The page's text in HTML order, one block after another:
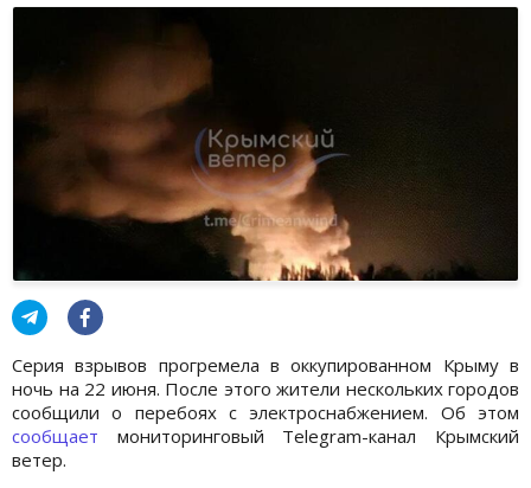
Серия взрывов прогремела в оккупированном Крыму в
ночь на 22 июня. После этого жители нескольких городов
сообщили о перебоях с электроснабжением. Об этом
сообщает мониторинговый Telegram-канал Крымский
ветер.